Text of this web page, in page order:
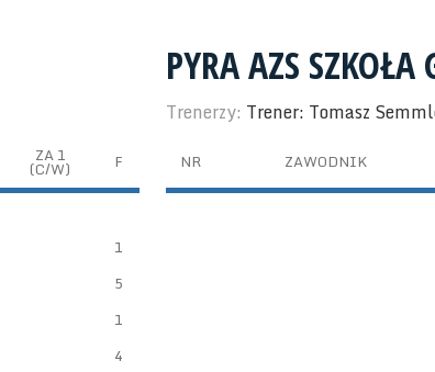
ZA 1
(C/W) F
1
5
1
4
PYRA AZS
Trenerzy: Trener: Tomasz
NR ZAWODNIK